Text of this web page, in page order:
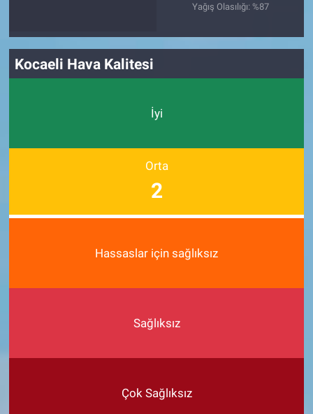
Yağış Olasılığı: %87
Kocaeli Hava Kalitesi
İyi
Orta
2
Hassaslar için sağlıksız
Sağlıksız
Çok Sağlıksız